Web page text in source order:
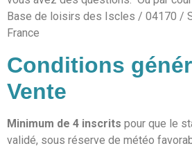
Base de loisirs des Iscles / 04170 /
France
Conditions
Vente
Minimum de 4 inscrits pour que le
validé, sous réserve de météo